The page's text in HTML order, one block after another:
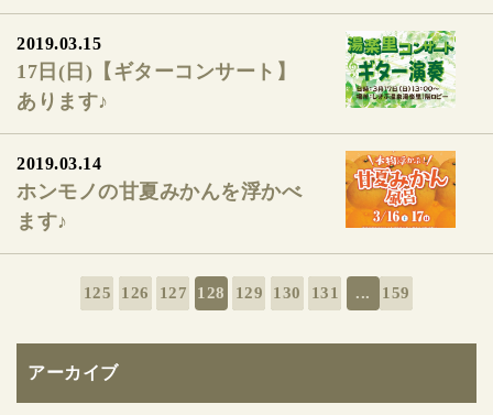
2019.03.15
17日(日)【ギターコンサート】
あります♪
2019.03.14
ホンモノの甘夏みかんを浮かべ
ます♪
125 126 127 128 129 130 131 ... 159
アーカイブ